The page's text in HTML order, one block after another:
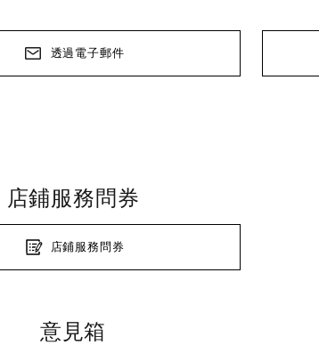
透過電子郵件
店鋪服務問券
店鋪服務問券
意見箱